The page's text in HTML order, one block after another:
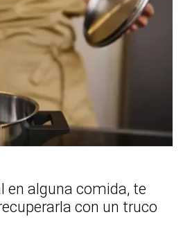
en alguna comida, te
con un truco